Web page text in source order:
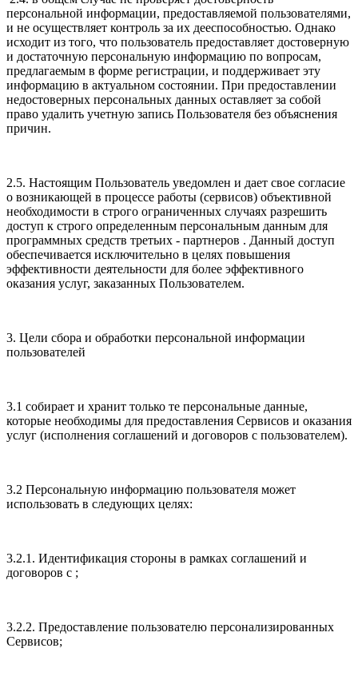
персональной информации, предоставляемой пользователями,
и не осуществляет контроль за их дееспособностью. Однако
исходит из того, что пользователь предоставляет достоверную
и достаточную персональную информацию по вопросам,
предлагаемым в форме регистрации, и поддерживает эту
информацию в актуальном состоянии. При предоставлении
недостоверных персональных данных оставляет за собой
право удалить учетную запись Пользователя без объяснения
причин.
2.5. Настоящим Пользователь уведомлен и дает свое согласие
о возникающей в процессе работы (сервисов) объективной
необходимости в строго ограниченных случаях разрешить
доступ к строго определенным персональным данным для
программных средств третьих - партнеров . Данный доступ
обеспечивается исключительно в целях повышения
эффективности деятельности для более эффективного
оказания услуг, заказанных Пользователем.
3. Цели сбора и обработки персональной информации
пользователей
3.1 собирает и хранит только те персональные данные,
которые необходимы для предоставления Сервисов и оказания
услуг (исполнения соглашений и договоров с пользователем).
3.2 Персональную информацию пользователя может
использовать в следующих целях:
3.2.1. Идентификация стороны в рамках соглашений и
договоров с ;
3.2.2. Предоставление пользователю персонализированных
Сервисов;